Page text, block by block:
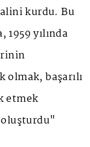
kurdu. Bu
yılında
olmak, başarılı
etmek
oluşturdu"